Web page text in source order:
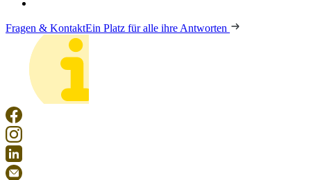
Fragen & KontaktEin Platz für alle ihre Antworten